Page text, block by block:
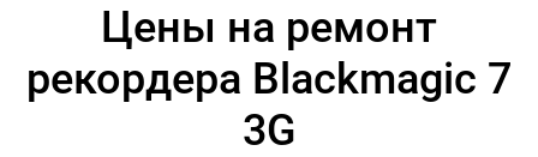
Цены на ремонт
рекордера Blackmagic 7
3G